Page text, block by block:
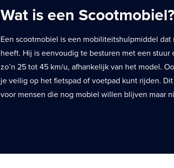
Wat is een Scootmobiel?
Een scootmobiel is een mobiliteitshulpmiddel
heeft. Hij is eenvoudig te besturen met een
zo’n 25 tot 45 km/u, afhankelijk van het model.
je veilig op het fietspad of voetpad kunt rijden.
voor mensen die nog mobiel willen blijven maar